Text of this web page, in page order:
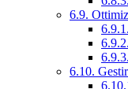
6.9.
6.10.